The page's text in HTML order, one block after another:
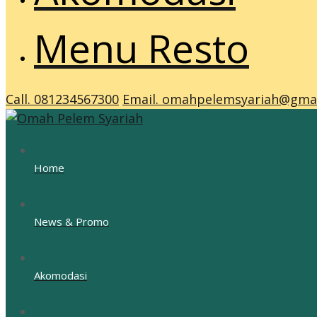
Menu Resto
Call. 081234567300 Email.
Home
News & Promo
Akomodasi